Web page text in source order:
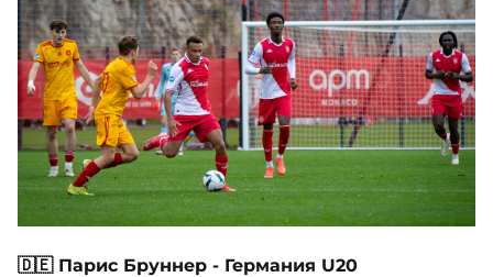
🇩🇪 Парис Бруннер - Германия U20